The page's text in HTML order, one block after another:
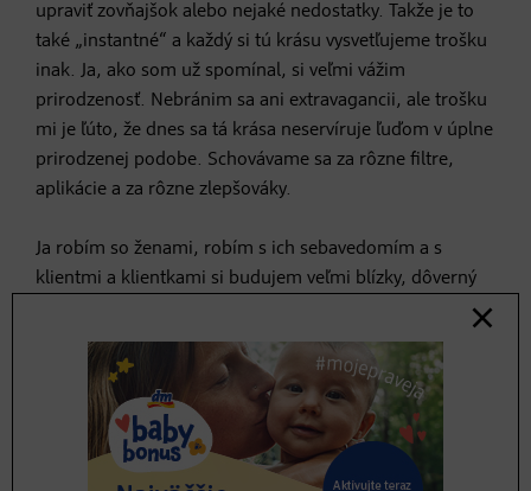
upraviť zovňajšok alebo nejaké nedostatky. Takže je to
také „instantné“ a každý si tú krásu vysvetľujeme trošku
inak. Ja, ako som už spomínal, si veľmi vážim
prirodzenosť. Nebránim sa ani extravagancii, ale trošku
mi je ľúto, že dnes sa tá krása neservíruje ľuďom v úplne
prirodzenej podobe. Schovávame sa za rôzne filtre,
aplikácie a za rôzne zlepšováky.
Ja robím so ženami, robím s ich sebavedomím a s
klientmi a klientkami si budujem veľmi blízky, dôverný
trochu upustiť, pretože si myslím, že keby boli viac sami
sebou a spontánni a neschovávali sa práve za rôzne
filtre, sociálne siete a takéto zlepšováky, tak im to oveľa
viacej pristane. A aj im to dopomôže k rovnováhe a
väčšej mentálnej spokojnosti.